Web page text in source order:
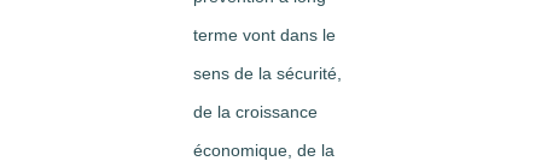
terme vont dans le
sens de la sécurité,
de la croissance
économique, de la